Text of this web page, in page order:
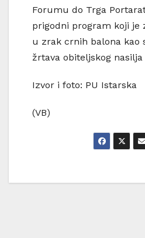
Forumu do Trga
prigodni program koji je
u zrak crnih balona kao
žrtava obiteljskog
Izvor i foto: PU Istarska
(VB)